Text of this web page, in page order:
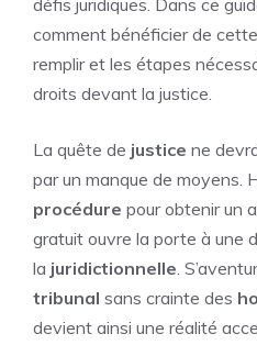
défis juridiques. Dans ce
comment bénéficier de
remplir et les étapes
droits devant la justice.
La quête de justice ne
par un manque de moyens.
procédure pour obtenir un
gratuit ouvre la porte à une
la juridictionnelle.
tribunal sans crainte des
devient ainsi une réalité